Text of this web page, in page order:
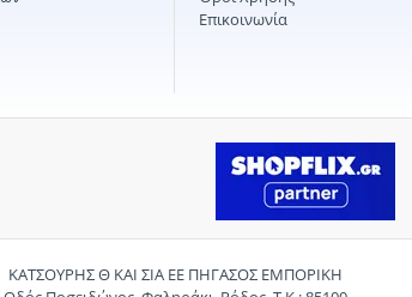
Επικοινωνία
ΚΑΤΣΟΥΡΗΣ Θ ΚΑΙ ΣΙΑ ΕΕ ΠΗΓΑΣΟΣ ΕΜΠΟΡΙΚΗ